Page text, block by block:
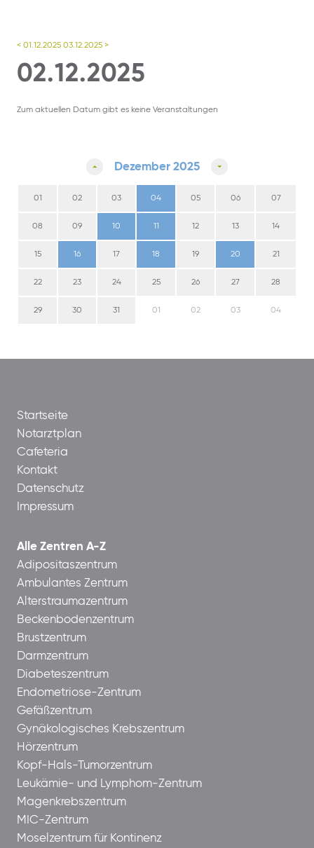
< 01.12.2025 03.12.2025 >
02.12.2025
Zum aktuellen Datum gibt es keine Veranstaltungen
Dezember 2025
01 02 03 04 05 06 07
08 09 10 11 12 13 14
15 16 17 18 19 20 21
22 23 24 25 26 27 28
29 30 31 01 02 03 04
Startseite
Notarztplan
Cafeteria
Kontakt
Datenschutz
Impressum
Alle Zentren A-Z
Adipositaszentrum
Ambulantes Zentrum
Alterstraumazentrum
Beckenbodenzentrum
Brustzentrum
Darmzentrum
Diabeteszentrum
Endometriose-Zentrum
Gefäßzentrum
Gynäkologisches Krebszentrum
Hörzentrum
Kopf-Hals-Tumorzentrum
Leukämie- und Lymphom-Zentrum
Magenkrebszentrum
MIC-Zentrum
Moselzentrum für Kontinenz